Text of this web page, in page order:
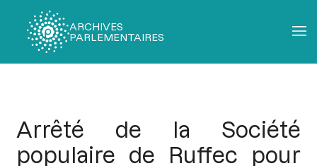
ARCHIVES
PARLEMENTAIRES
Arrêté de la Société
populaire de Ruffec pour